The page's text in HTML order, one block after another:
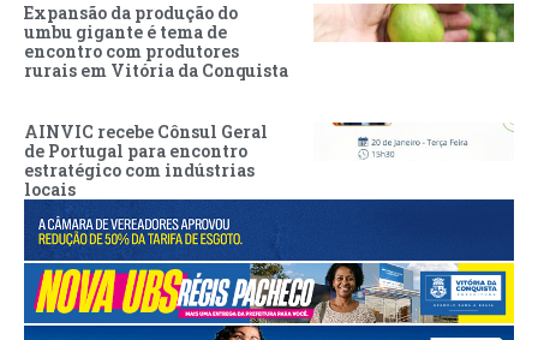
Expansão da produção do
umbu gigante é tema de
encontro com produtores
rurais em Vitória da Conquista
AINVIC recebe Cônsul Geral
de Portugal para encontro
estratégico com indústrias
locais